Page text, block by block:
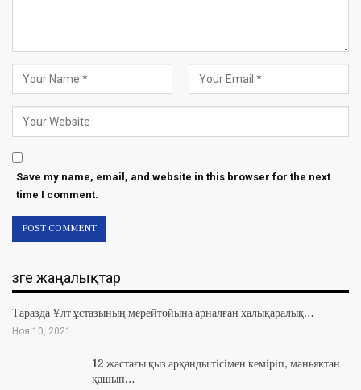
Save my name, email, and website in this browser for the next
time I comment.
Өзге жаңалықтар
Таразда Ұлт ұстазының мерейтойына арналған халықаралық…
Ноя 10, 2021
12 жастағы қыз арқанды тісімен кеміріп, маньяктан
қашып…